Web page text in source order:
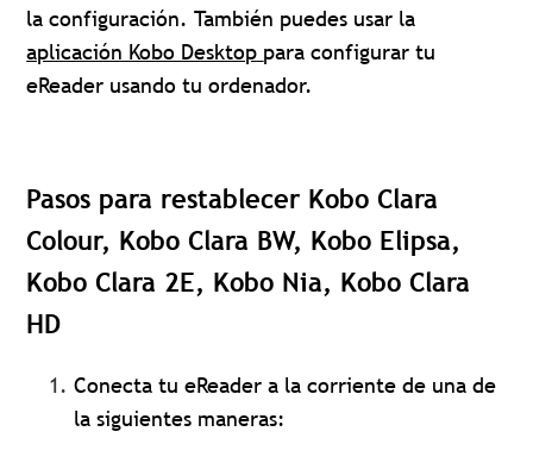
la configuración. También puedes usar la
aplicación Kobo Desktop para configurar tu
eReader usando tu ordenador.
Pasos para restablecer Kobo Clara
Colour, Kobo Clara BW, Kobo Elipsa,
Kobo Clara 2E, Kobo Nia, Kobo Clara
HD
Conecta tu eReader a la corriente de una de
la siguientes maneras: